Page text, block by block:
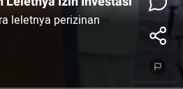
leletnya perizinan